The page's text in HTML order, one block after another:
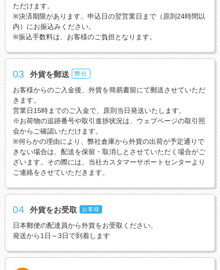
ただけます。
※決済期限があります。申込日の翌営業日まで（原則24時間以
内）にお振込みください。
※振込手数料は、お客様のご負担となります。
03 外貨を郵送 弊社
お客様からのご入金後、外貨を簡易書留にて郵送させていただ
きます。
営業日15時までのご入金で、原則当日発送いたします。
※お荷物の追跡番号や取引進捗状況は、ウェブページの取引照
会からご確認いただけます。
※何らかの理由により、弊社倉庫から外貨の出荷が予定通りで
きない場合は、配送を保留・取消しとさせていただく場合がご
ざいます。その際には、当社カスタマーサポートセンターより
ご連絡をさせていただきます。
04 外貨をお受取 お客様
日本郵便の配達員から外貨をお受取ください。
発送から1日～3日で到着します